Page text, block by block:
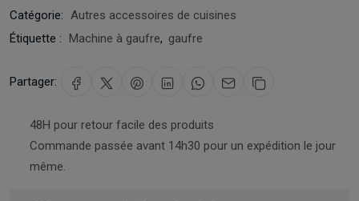
Catégorie: Autres accessoires de cuisines
Étiquette :
Machine à gaufre, gaufre
Partager:
48H pour retour facile des produits
Commande passée avant 14h30 pour un expédition le jour
même.